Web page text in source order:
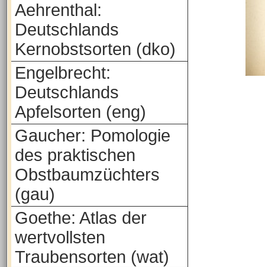
Aehrenthal:
Deutschlands
Kernobstsorten (dko)
Engelbrecht:
Deutschlands
Apfelsorten (eng)
Gaucher: Pomologie
des praktischen
Obstbaumzüchters
(gau)
Goethe: Atlas der
wertvollsten
Traubensorten (wat)